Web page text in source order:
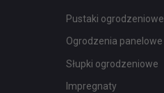
Pustaki ogrodzeniowe
Ogrodzenia panelowe
Słupki ogrodzeniowe
Impregnaty